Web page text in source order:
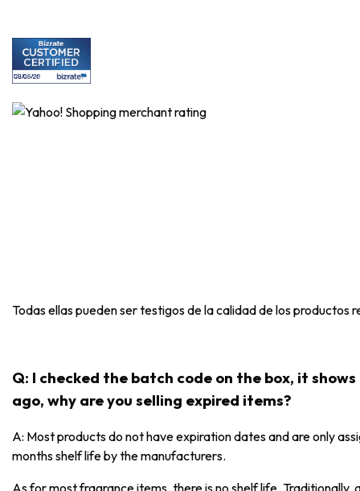
Todas ellas pueden ser testigos de la calidad de los productos
Q: I checked the batch code on the box, it
ago, why are you selling expired items?
A: Most products do not have expiration dates and are only
months shelf life by the manufacturers.
As for most fragrance items, there is no shelf life.